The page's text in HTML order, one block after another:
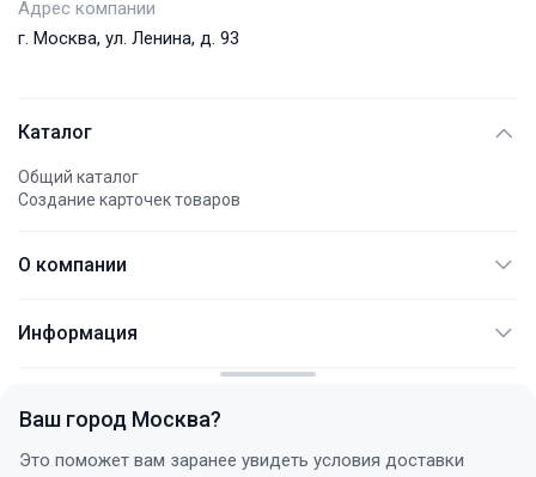
Адрес компании
г. Москва, ул. Ленина, д. 93
Каталог
Общий каталог
Создание карточек товаров
О компании
Международные платежи
Информация
Не являет публичной офертой
Услуги
Договор поставки
+7 (495) 744 77 54
с 10:00 до 18:00 (+3 МСК)
Ваш город Москва?
Это поможет вам заранее увидеть условия доставки